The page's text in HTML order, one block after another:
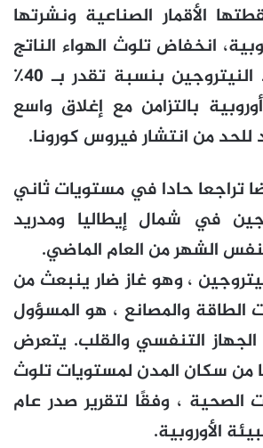
الأقمار الصناعية ونشرتها
انخفاض تلوث الهواء الناتج
عن ثاني أكسيد النيتروجين بنسبة تقدر بـ 40٪
بالتزامن مع إغلاق واسع
للحد من انتشار فيروس كورونا.
تراجعا حادا في مستويات ثاني
في شمال إيطاليا ومدريد
الشهر من العام الماضي.
، وهو غاز ضار ينبعث من
الطاقة والمصانع ، هو المسؤول
التنفسي والقلب. يتعرض
من سكان المدن لمستويات تلوث
الصحية ، وفقًا لتقرير صدر عام